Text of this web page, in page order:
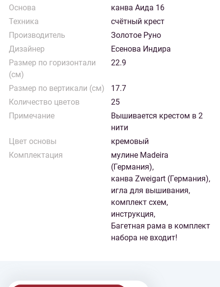
Основа
канва Аида 16
Техника
счётный крест
Производитель
Золотое Руно
Дизайнер
Есенова Индира
Размер по горизонтали
(см)
22.9
Размер по вертикали (см)
17.7
Количество цветов
25
Примечание
Вышивается крестом в 2
нити
Цвет основы
кремовый
Комплектация
мулине Madeira
(Германия),
канва Zweigart (Германия),
игла для вышивания,
комплект схем,
инструкция,
Багетная рама в комплект
набора не входит!